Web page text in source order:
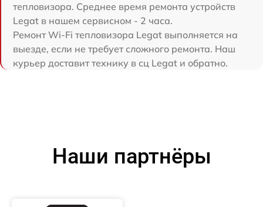
тепловизора. Среднее время ремонта устройств
Legat в нашем сервисном - 2 часа.
Ремонт Wi-Fi тепловизора Legat выполняется на
выезде, если не требует сложного ремонта. Наш
курьер доставит технику в сц Legat и обратно.
Наши партнёры